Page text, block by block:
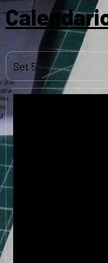
Set 5